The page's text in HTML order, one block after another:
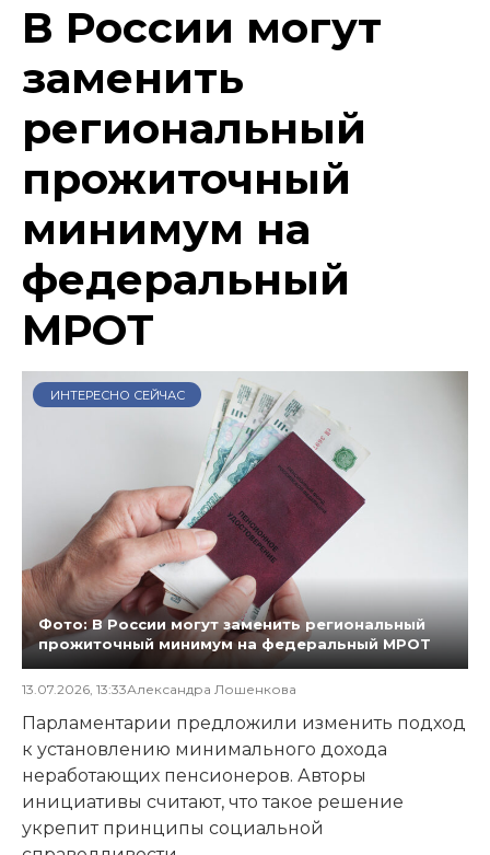
В России могут
заменить
региональный
прожиточный
минимум на
федеральный
МРОТ
ИНТЕРЕСНО СЕЙЧАС
Фото: В России могут заменить региональный
прожиточный минимум на федеральный МРОТ
13.07.2026, 13:33Александра Лошенкова
Парламентарии предложили изменить подход
к установлению минимального дохода
неработающих пенсионеров. Авторы
инициативы считают, что такое решение
укрепит принципы социальной